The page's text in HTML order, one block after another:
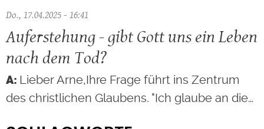
Do., 17.04.2025 - 16:41
Auferstehung - gibt Gott uns ein Leben
nach dem Tod?
Lieber Arne,Ihre Frage führt ins Zentrum
des christlichen Glaubens. "Ich glaube an die…